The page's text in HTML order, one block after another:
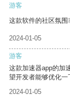
游客
这款软件的社区氛围
2024-01-05
游客
这款加速器app的加
望开发者能够优化一
2024-01-05